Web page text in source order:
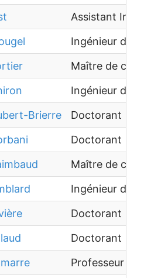
Assistant
Ingénieur de
Maître de
Ingénieur
Brierre
Doctorant
Doctorant
Maître de
Ingénieur
Doctorant
Doctorant
Professeur